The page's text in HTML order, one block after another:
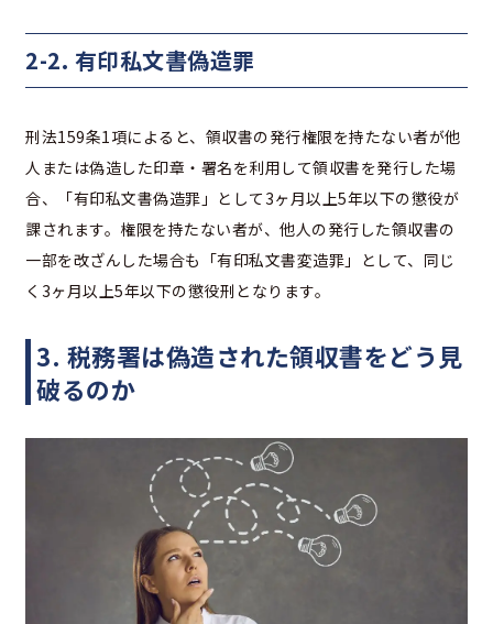
2-2. 有印私文書偽造罪
刑法159条1項によると、領収書の発行権限を持たない者が他
人または偽造した印章・署名を利用して領収書を発行した場
合、「有印私文書偽造罪」として3ヶ月以上5年以下の懲役が
課されます。権限を持たない者が、他人の発行した領収書の
一部を改ざんした場合も「有印私文書変造罪」として、同じ
く3ヶ月以上5年以下の懲役刑となります。
3. 税務署は偽造された領収書をどう見
破るのか